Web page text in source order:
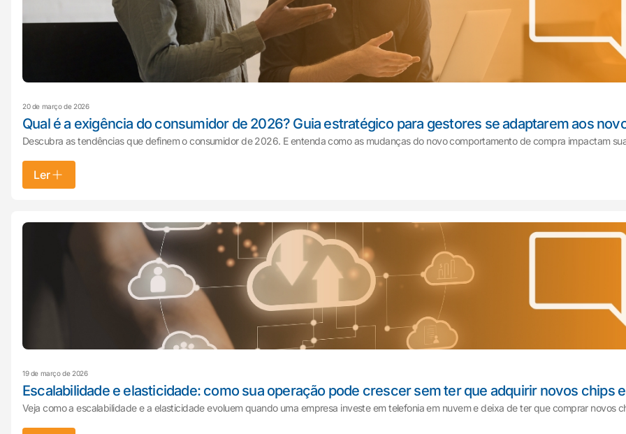
20 de março de 2026
Qual é a exigência do consumidor de 2026? Guia estratégico para gestores se adaptarem aos
Descubra as tendências que definem o consumidor de 2026. E entenda como as mudanças do novo comportamento de compra impactam
Ler
19 de março de 2026
Escalabilidade e elasticidade: como sua operação pode crescer sem ter que adquirir novos chips
Veja como a escalabilidade e a elasticidade evoluem quando uma empresa investe em telefonia em nuvem e deixa de ter que comprar novos